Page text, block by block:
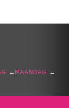
←MAANDAG ←